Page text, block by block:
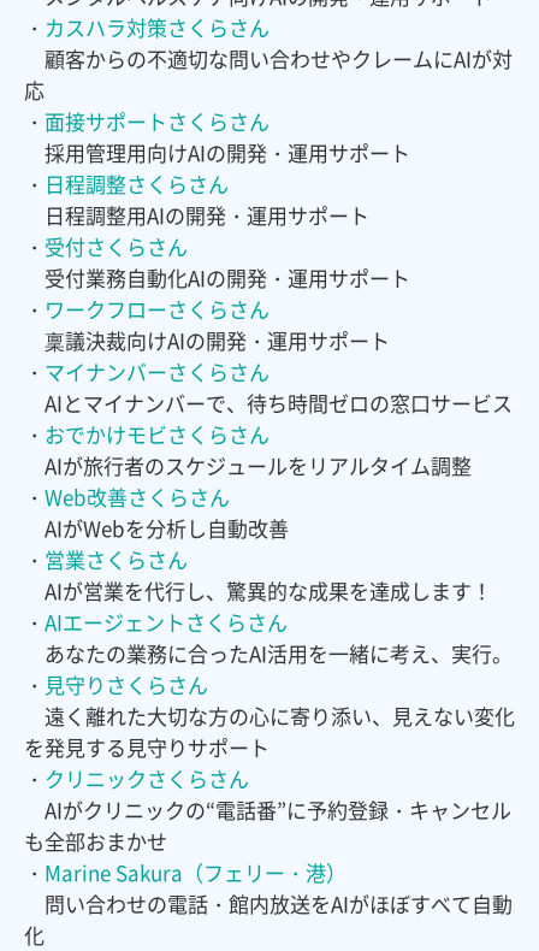
・ カスハラ対策さくらさん
顧客からの不適切な問い合わせやクレームにAIが対
応
・ 面接サポートさくらさん
採用管理用向けAIの開発・運用サポート
・ 日程調整さくらさん
日程調整用AIの開発・運用サポート
・ 受付さくらさん
受付業務自動化AIの開発・運用サポート
・ ワークフローさくらさん
稟議決裁向けAIの開発・運用サポート
・ マイナンバーさくらさん
AIとマイナンバーで、待ち時間ゼロの窓口サービス
・ おでかけモビさくらさん
AIが旅行者のスケジュールをリアルタイム調整
・ Web改善さくらさん
AIがWebを分析し自動改善
・ 営業さくらさん
AIが営業を代行し、驚異的な成果を達成します！
・ AIエージェントさくらさん
あなたの業務に合ったAI活用を一緒に考え、実行。
・ 見守りさくらさん
遠く離れた大切な方の心に寄り添い、見えない変化
を発見する見守りサポート
・ クリニックさくらさん
AIがクリニックの“電話番”に予約登録・キャンセル
も全部おまかせ
・ Marine Sakura（フェリー・港）
問い合わせの電話・館内放送をAIがほぼすべて自動
化